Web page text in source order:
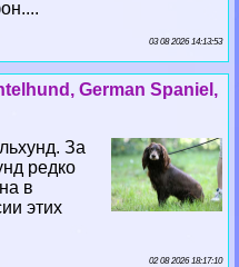
03 08 2026 14:13:53
German Spaniel,
За
редко
в
этих
02 08 2026 18:17:10